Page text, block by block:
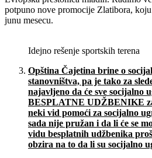
potpuno nove promocije Zlatibora,
junu mesecu.
Idejno rešenje sportskih terena
Opština Čajetina brine o
stanovništva, pa je tako za
najavljeno da će sve socijalno
BESPLATNE UDŽBENIKE
neki vid pomoći za socijalno
sada nije pružan i da li će se
vidu besplatnih udžbenika proš
obzira na to da li su socijalno